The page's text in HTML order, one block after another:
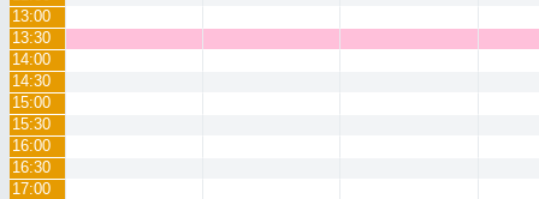
13:00
13:30
14:00
14:30
15:00
15:30
16:00
16:30
17:00